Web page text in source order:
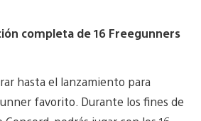
completa de 16 Freegunners
hasta el lanzamiento para
favorito. Durante los fines de